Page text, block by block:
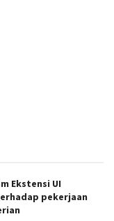
Ekstensi UI
pekerjaan